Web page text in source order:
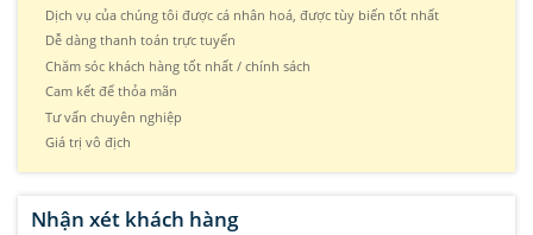
Dịch vụ của chúng tôi được cá nhân hoá, được tùy biến tốt nhất
Dễ dàng thanh toán trực tuyến
Chăm sóc khách hàng tốt nhất / chính sách
Cam kết để thỏa mãn
Tư vấn chuyên nghiệp
Giá trị vô địch
Nhận xét khách hàng